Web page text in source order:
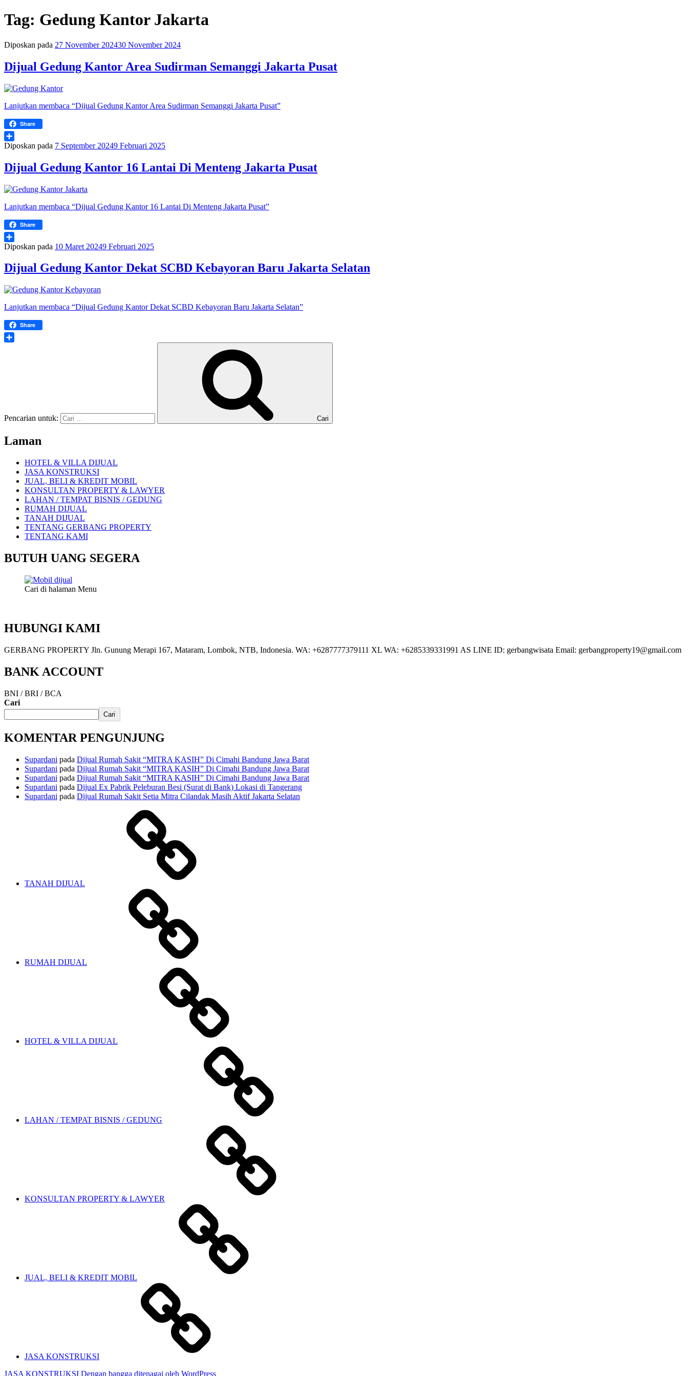
Tag: Gedung Kantor Jakarta
Diposkan pada 27 November 202430 November 2024
Dijual Gedung Kantor Area Sudirman Semanggi Jakarta Pusat
Lanjutkan membaca “Dijual Gedung Kantor Area Sudirman Semanggi Jakarta Pusat”
Share
Share
Diposkan pada 7 September 20249 Februari 2025
Dijual Gedung Kantor 16 Lantai Di Menteng Jakarta Pusat
Lanjutkan membaca “Dijual Gedung Kantor 16 Lantai Di Menteng Jakarta Pusat”
Share
Share
Diposkan pada 10 Maret 20249 Februari 2025
Dijual Gedung Kantor Dekat SCBD Kebayoran Baru Jakarta Selatan
Lanjutkan membaca “Dijual Gedung Kantor Dekat SCBD Kebayoran Baru Jakarta Selatan”
Share
Pencarian untuk: Cari
Laman
HOTEL & VILLA DIJUAL
JASA KONSTRUKSI
JUAL, BELI & KREDIT MOBIL
KONSULTAN PROPERTY & LAWYER
LAHAN / TEMPAT BISNIS / GEDUNG
RUMAH DIJUAL
TANAH DIJUAL
TENTANG GERBANG PROPERTY
TENTANG KAMI
BUTUH UANG SEGERA
Cari di halaman Menu
HUBUNGI KAMI
GERBANG PROPERTY Jln. Gunung Merapi 167, Mataram, Lombok, NTB, Indonesia. WA: +6287777379111 XL WA: +6285339331991 AS LINE ID: gerbangwisata Email: gerbangproperty19@gmail.com
BANK ACCOUNT
BNI / BRI / BCA
Cari
Cari
KOMENTAR PENGUNJUNG
Supardani pada Dijual Rumah Sakit “MITRA KASIH” Di Cimahi Bandung Jawa Barat
Supardani pada Dijual Rumah Sakit “MITRA KASIH” Di Cimahi Bandung Jawa Barat
Supardani pada Dijual Rumah Sakit “MITRA KASIH” Di Cimahi Bandung Jawa Barat
Supardani pada Dijual Ex Pabrik Peleburan Besi (Surat di Bank) Lokasi di Tangerang
Supardani pada Dijual Rumah Sakit Setia Mitra Cilandak Masih Aktif Jakarta Selatan
TANAH DIJUAL
RUMAH DIJUAL
HOTEL & VILLA DIJUAL
LAHAN / TEMPAT BISNIS / GEDUNG
KONSULTAN PROPERTY & LAWYER
JUAL, BELI & KREDIT MOBIL
JASA KONSTRUKSI
JASA KONSTRUKSI Dengan bangga ditenagai oleh WordPress